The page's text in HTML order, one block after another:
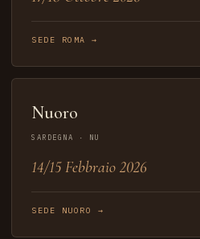
SEDE ROMA →
Nuoro
SARDEGNA · NU
14/15 Febbraio 2026
SEDE NUORO →